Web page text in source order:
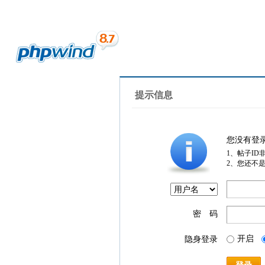
提示信息
您没有登
1、帖子ID
2、您还不
密 码
隐身登录 开启